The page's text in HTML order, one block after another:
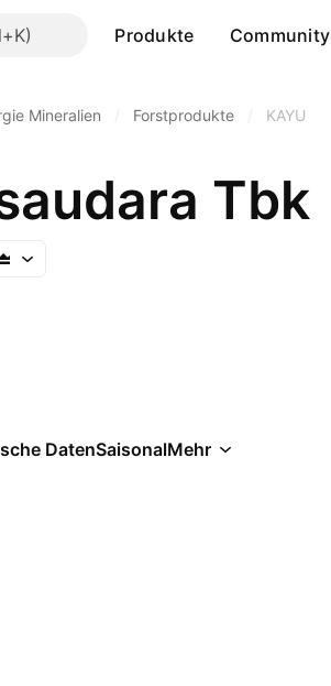
Produkte Community
Mineralien Forstprodukte KAYU
Tbk
DatenSaisonalMehr